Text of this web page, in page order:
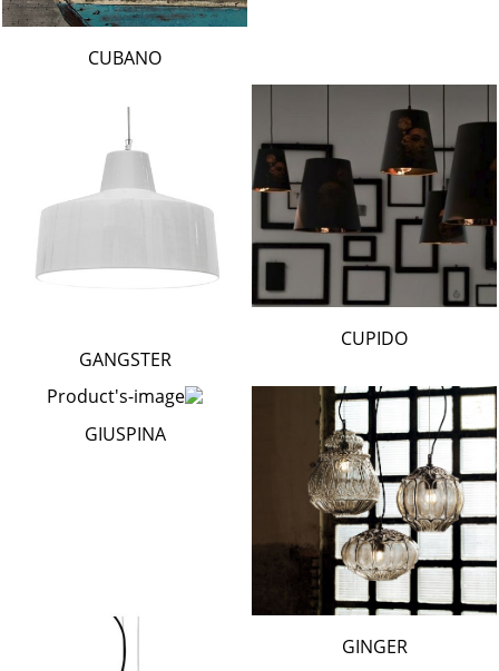
CUBANO
CUPIDO
GANGSTER
GINGER
GIUSPINA